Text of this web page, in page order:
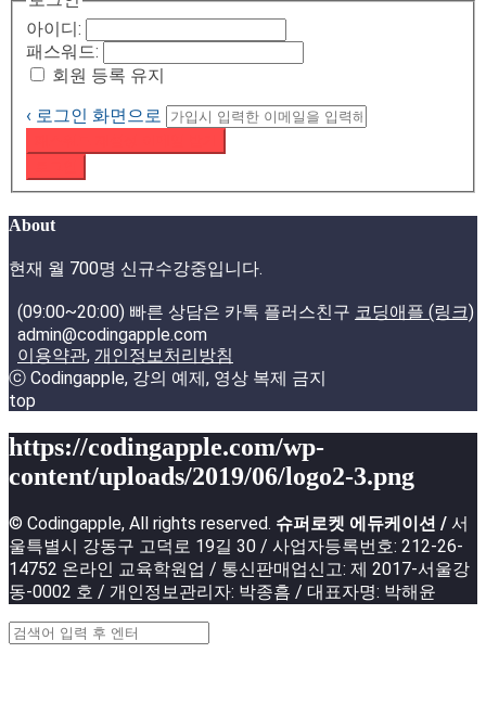
아이디:
패스워드:
회원 등록 유지
‹ 로그인 화면으로
About
현재 월 700명 신규수강중입니다.
(09:00~20:00) 빠른 상담은 카톡 플러스친구 코딩애플 (링크)
admin@codingapple.com
이용약관, 개인정보처리방침
ⓒ Codingapple, 강의 예제, 영상 복제 금지
top
https://codingapple.com/wp-
content/uploads/2019/06/logo2-3.png
© Codingapple, All rights reserved. 슈퍼로켓 에듀케이션 / 서
울특별시 강동구 고덕로 19길 30 / 사업자등록번호: 212-26-
14752 온라인 교육학원업 / 통신판매업신고: 제 2017-서울강
동-0002 호 / 개인정보관리자: 박종흠 / 대표자명: 박해윤